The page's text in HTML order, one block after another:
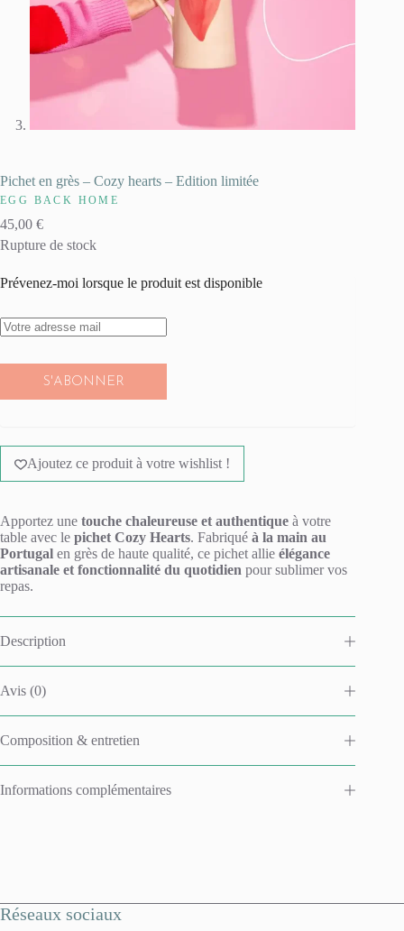
Pichet en grès – Cozy hearts – Edition limitée
EGG BACK HOME
45,00 €
Rupture de stock
Prévenez-moi lorsque le produit est disponible
S'ABONNER
Ajoutez ce produit à votre wishlist !
Apportez une touche chaleureuse et authentique à votre
table avec le pichet Cozy Hearts. Fabriqué à la main au
Portugal en grès de haute qualité, ce pichet allie élégance
artisanale et fonctionnalité du quotidien pour sublimer vos
repas.
Description
Avis (0)
Composition & entretien
Informations complémentaires
Réseaux sociaux